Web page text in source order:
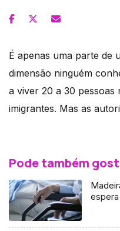
É apenas uma parte de
dimensão ninguém
a viver 20 a 30 pessoas
imigrantes. Mas as
Pode também